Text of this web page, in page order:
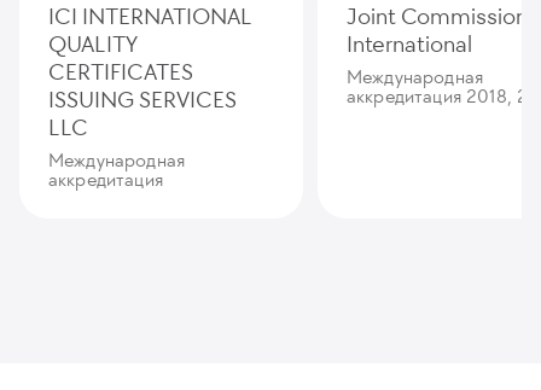
ICI INTERNATIONAL
QUALITY
CERTIFICATES
ISSUING SERVICES
LLC
Международная
аккредитация
Joint Commission
International
Международная
аккредитация 2018,